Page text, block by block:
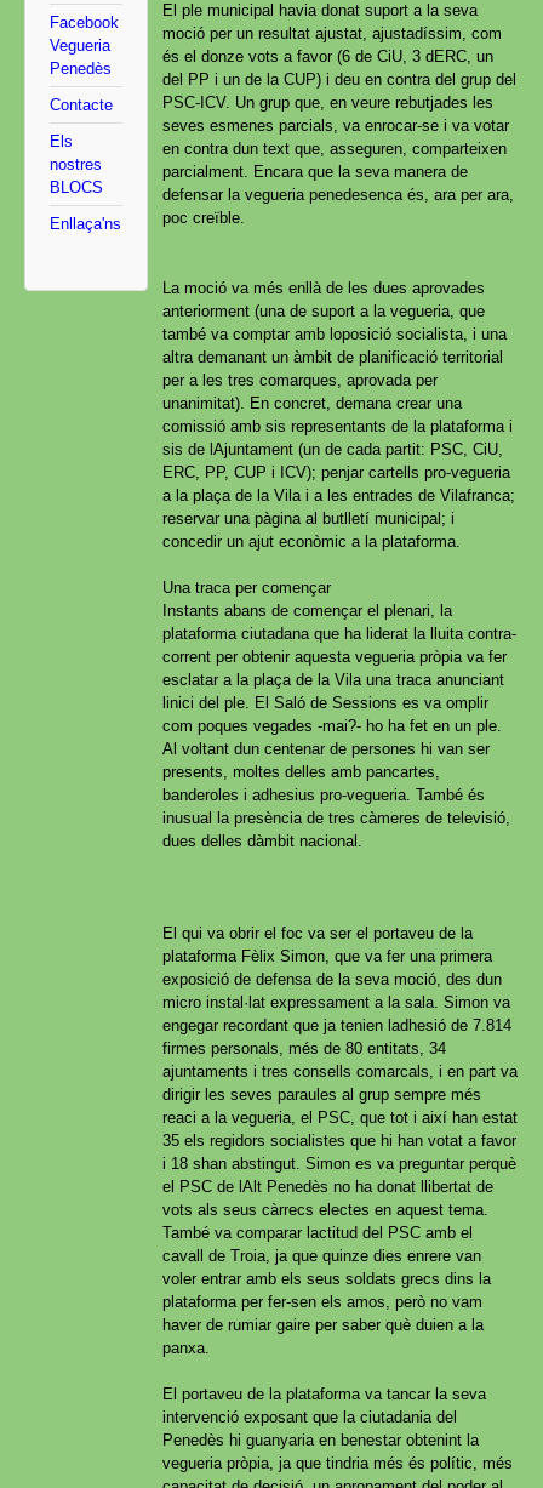
Facebook
Vegueria
Penedès
Contacte
Els
nostres
BLOCS
Enllaça'ns
El ple municipal havia donat suport a la seva
moció per un resultat ajustat, ajustadíssim, com
és el donze vots a favor (6 de CiU, 3 dERC, un
del PP i un de la CUP) i deu en contra del grup del
PSC-ICV. Un grup que, en veure rebutjades les
seves esmenes parcials, va enrocar-se i va votar
en contra dun text que, asseguren, comparteixen
parcialment. Encara que la seva manera de
defensar la vegueria penedesenca és, ara per ara,
poc creïble.
La moció va més enllà de les dues aprovades
anteriorment (una de suport a la vegueria, que
també va comptar amb loposició socialista, i una
altra demanant un àmbit de planificació territorial
per a les tres comarques, aprovada per
unanimitat). En concret, demana crear una
comissió amb sis representants de la plataforma i
sis de lAjuntament (un de cada partit: PSC, CiU,
ERC, PP, CUP i ICV); penjar cartells pro-vegueria
a la plaça de la Vila i a les entrades de Vilafranca;
reservar una pàgina al butlletí municipal; i
concedir un ajut econòmic a la plataforma.
Una traca per començar
Instants abans de començar el plenari, la
plataforma ciutadana que ha liderat la lluita contra-
corrent per obtenir aquesta vegueria pròpia va fer
esclatar a la plaça de la Vila una traca anunciant
linici del ple. El Saló de Sessions es va omplir
com poques vegades -mai?- ho ha fet en un ple.
Al voltant dun centenar de persones hi van ser
presents, moltes delles amb pancartes,
banderoles i adhesius pro-vegueria. També és
inusual la presència de tres càmeres de televisió,
dues delles dàmbit nacional.
El qui va obrir el foc va ser el portaveu de la
plataforma Fèlix Simon, que va fer una primera
exposició de defensa de la seva moció, des dun
micro instal·lat expressament a la sala. Simon va
engegar recordant que ja tenien ladhesió de 7.814
firmes personals, més de 80 entitats, 34
ajuntaments i tres consells comarcals, i en part va
dirigir les seves paraules al grup sempre més
reaci a la vegueria, el PSC, que tot i així han estat
35 els regidors socialistes que hi han votat a favor
i 18 shan abstingut. Simon es va preguntar perquè
el PSC de lAlt Penedès no ha donat llibertat de
vots als seus càrrecs electes en aquest tema.
També va comparar lactitud del PSC amb el
cavall de Troia, ja que quinze dies enrere van
voler entrar amb els seus soldats grecs dins la
plataforma per fer-sen els amos, però no vam
haver de rumiar gaire per saber què duien a la
panxa.
El portaveu de la plataforma va tancar la seva
intervenció exposant que la ciutadania del
Penedès hi guanyaria en benestar obtenint la
vegueria pròpia, ja que tindria més és polític, més